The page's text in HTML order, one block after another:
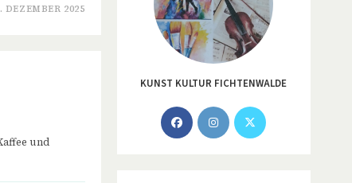
DEZEMBER 2025
und
KUNST KULTUR FICHTENWALDE
Opens
in
Opens
in
Opens